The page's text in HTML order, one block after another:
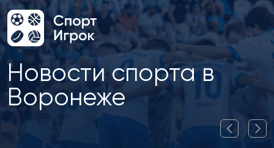
Новости спорта в
Воронеже